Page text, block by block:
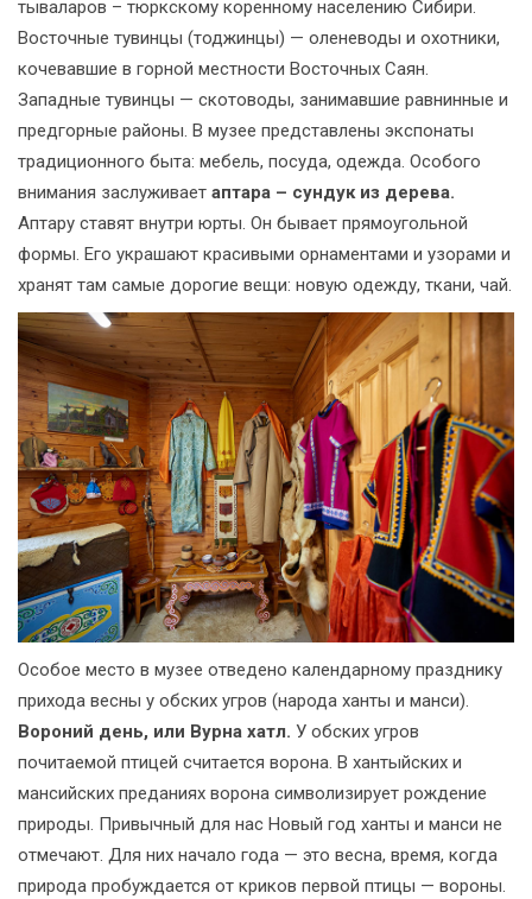
тываларов – тюркскому коренному населению Сибири.
Восточные тувинцы (тоджинцы) — оленеводы и охотники,
кочевавшие в горной местности Восточных Саян.
Западные тувинцы — скотоводы, занимавшие равнинные и
предгорные районы. В музее представлены экспонаты
традиционного быта: мебель, посуда, одежда. Особого
внимания заслуживает аптара – сундук из дерева.
Аптару ставят внутри юрты. Он бывает прямоугольной
формы. Его украшают красивыми орнаментами и узорами и
хранят там самые дорогие вещи: новую одежду, ткани, чай.
Особое место в музее отведено календарному празднику
прихода весны у обских угров (народа ханты и манси).
Вороний день, или Вурна хатл. У обских угров
почитаемой птицей считается ворона. В хантыйских и
мансийских преданиях ворона символизирует рождение
природы. Привычный для нас Новый год ханты и манси не
отмечают. Для них начало года — это весна, время, когда
природа пробуждается от криков первой птицы — вороны.